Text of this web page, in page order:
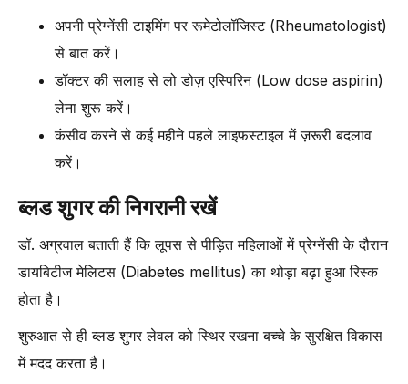
अपनी प्रेग्नेंसी टाइमिंग पर रूमेटोलॉजिस्ट (Rheumatologist)
से बात करें।
डॉक्टर की सलाह से लो डोज़ एस्पिरिन (Low dose aspirin)
लेना शुरू करें।
कंसीव करने से कई महीने पहले लाइफस्टाइल में ज़रूरी बदलाव
करें।
ब्लड शुगर की निगरानी रखें
डॉ. अग्रवाल बताती हैं कि लूपस से पीड़ित महिलाओं में प्रेग्नेंसी के दौरान
डायबिटीज मेलिटस (Diabetes mellitus) का थोड़ा बढ़ा हुआ रिस्क
होता है।
शुरुआत से ही ब्लड शुगर लेवल को स्थिर रखना बच्चे के सुरक्षित विकास
में मदद करता है।